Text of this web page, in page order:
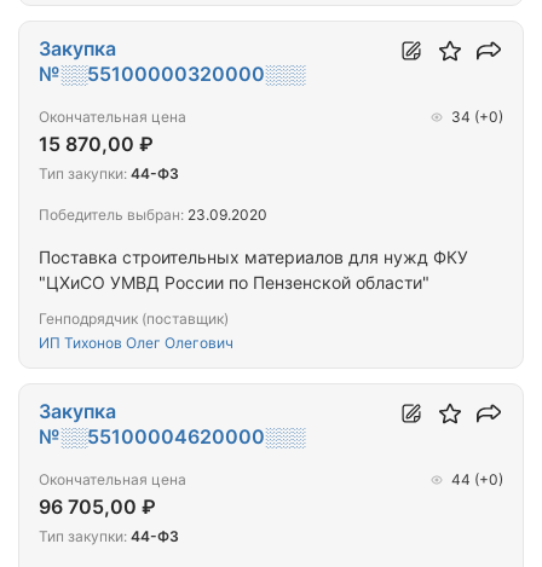
Поставка строительных материалов для нужд ФКУ
"ЦХиСО УМВД России по Пензенской области"
Генподрядчик (поставщик)
ИП Тихонов Олег Олегович
Закупка
№░░55100000320000░░░
Окончательная цена
15 870,00 ₽
34 (+0)
Тип закупки: 44-ФЗ
Победитель выбран: 23.09.2020
Закупка
№░░55100004620000░░░
Окончательная цена
96 705,00 ₽
44 (+0)
Тип закупки: 44-ФЗ